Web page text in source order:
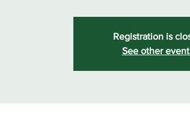
Registration is
See other